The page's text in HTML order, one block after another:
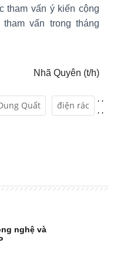
tham vấn ý kiến cộng
vấn trong tháng
Nhã Quyên (t/h)
,
Quất
,
điện rác
, ,
nghệ và